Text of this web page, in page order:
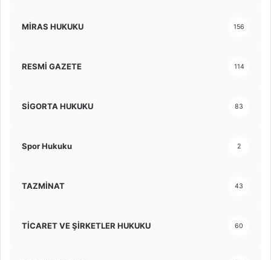
MİRAS HUKUKU 156
RESMİ GAZETE 114
SİGORTA HUKUKU 83
Spor Hukuku 2
TAZMİNAT 43
TİCARET VE ŞİRKETLER HUKUKU 60